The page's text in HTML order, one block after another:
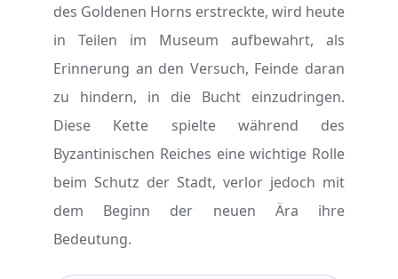
des Goldenen Horns erstreckte, wird heute
in Teilen im Museum aufbewahrt, als
Erinnerung an den Versuch, Feinde daran
zu hindern, in die Bucht einzudringen.
Diese Kette spielte während des
Byzantinischen Reiches eine wichtige Rolle
beim Schutz der Stadt, verlor jedoch mit
dem Beginn der neuen Ära ihre
Bedeutung.